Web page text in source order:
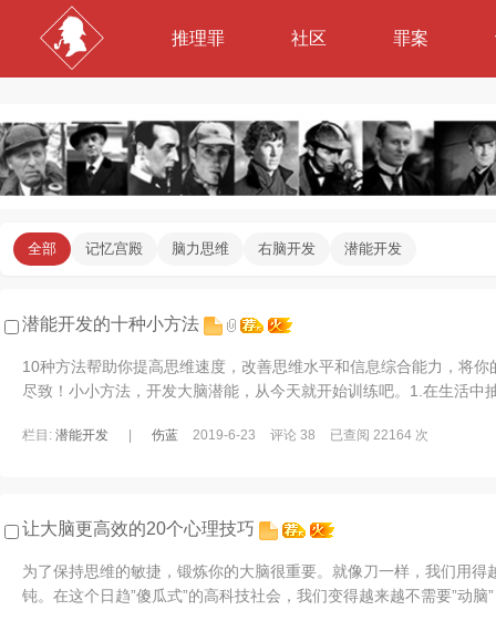
推理罪 社区 罪案
全部 记忆宫殿 脑力思维 右脑开发 潜能开发
潜能开发的十种小方法
10种方法帮助你提高思维速度，改善思维水平和信息综合能力，将你
尽致！小小方法，开发大脑潜能，从今天就开始训练吧。1.在生活中
栏目: 潜能开发 伤蓝 2019-6-23 评论 38 已查阅 22164 次
让大脑更高效的20个心理技巧
为了保持思维的敏捷，锻炼你的大脑很重要。就像刀一样，我们用得
钝。在这个日趋”傻瓜式”的高科技社会，我们变得越来越不需要”动脑